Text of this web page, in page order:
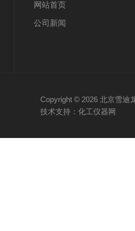
网站首页
公司新闻
Copyright © 2026 北京雪迪
技术支持：化工仪器网